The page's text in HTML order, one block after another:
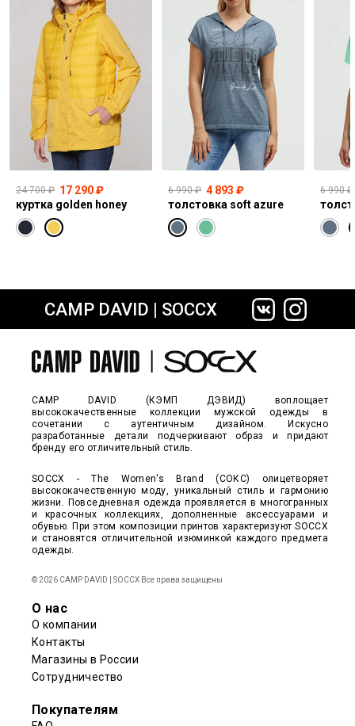
сайте СДЭК
24 700 ₽ 17 290 ₽
куртка golden honey
6 990 ₽ 4 893 ₽
толстовка soft azure
6 990 ₽
CAMP DAVID | SOCCX
CAMP DAVID (КЭМП ДЭВИД) воплощает
высококачественные коллекции мужской одежды в
сочетании с аутентичным дизайном. Искусно
разработанные детали подчеркивают образ и придают
бренду его отличительный стиль.
SOCCX - The Women's Brand (СОКС) олицетворяет
высококачественную моду, уникальный стиль и гармонию
жизни. Повседневная одежда проявляется в многогранных
и красочных коллекциях, дополненные аксессуарами и
обувью. При этом композиции принтов характеризуют SOCCX
и становятся отличительной изюминкой каждого предмета
одежды.
© 2026 CAMP DAVID | SOCCX Все права защищены
О нас
О компании
Контакты
Магазины в России
Сотрудничество
Покупателям